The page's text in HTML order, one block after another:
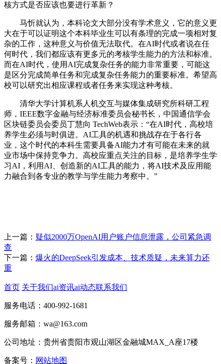
核方式是否应该也要进行革新？
马忻就认为，本科论文大部分没有学术意义，它的意义更
大在于可以证明这个本科毕业生可以有条理的完成一项相对复
杂的工作，这种意义与价值无法取代。在AI时代或者说在任
何时代，我们都应该有更多元的考核学生能力的方法和标准。
而在AI时代，使用AI完成复杂任务的能力非常重要，可能这
是区分完成简单任务和完成复杂任务能力的重要标准。希望高
校可以研究出相应课程或者任务来实现这种考核。
清华大学计算机系人机交互与媒体集成研究所科研工程
师，IEEE数字金融与经济标准委员会秘书长，中国通信学会
区块链委员会委员丁慧向 TechWeb表示：“在AI时代，高校培
养学生必须与时俱进。AI工具的机遇和挑战存在于各行各
业，这个时代的本科生需要具备AI能力才有可能在未来的就
业市场中保持竞争力。高校应重点关注的目标，是培养学生学
习AI，利用AI、创造新的AI工具的能力，将AI技术及应用能
力融合到各专业的教学与学生能力考察中。”
上一篇： 疑似2000万OpenAI用户账户信息泄露，公司紧急调
查
下一篇： 爆火的DeepSeek引发成本、技术质疑，未来算力还
重
首页 关于我们ai资讯ai动态联系我们
服务电话：400-992-1681
服务邮箱：wa@163.com
公司地址：贵州省贵阳市观山湖区金融城MAX_A座17楼
备案号： 网站地图